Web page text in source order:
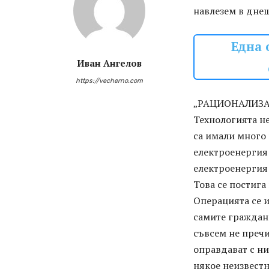
Иван Ангелов
https://vecherno.com
навлезем в
Една
Технологията
са имали много
Това се
Операцията се
самите
съвсем не
оправдават с
някое